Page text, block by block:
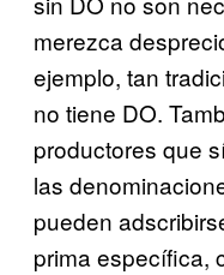
merezca
ejemplo, tan
no tiene DO.
productores que
las
pueden
prima específica,